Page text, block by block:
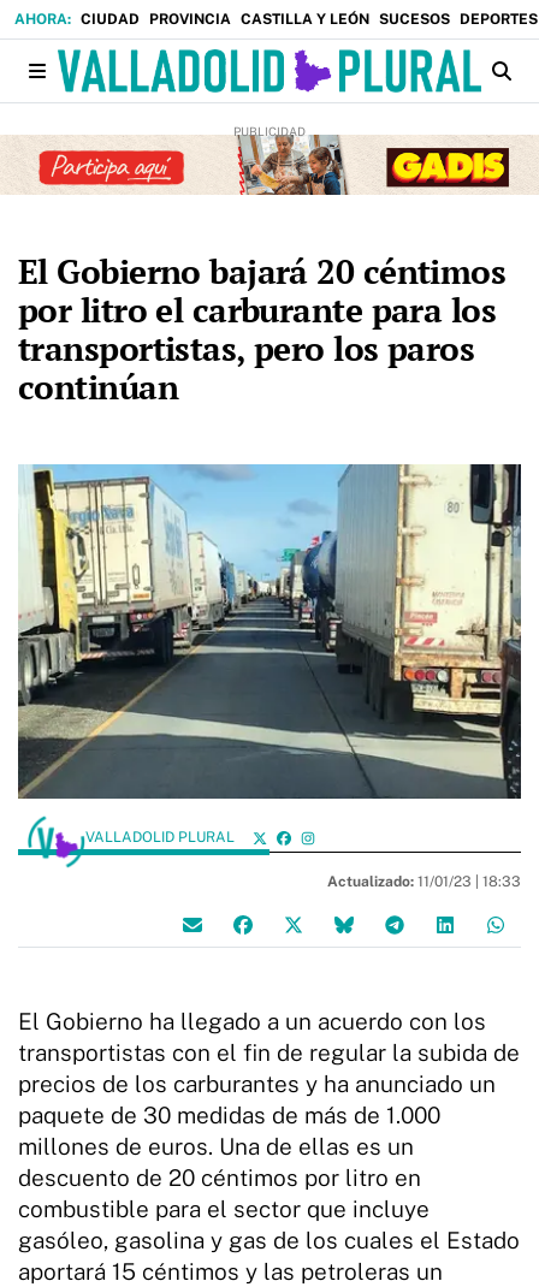
CIUDAD PROVINCIA CASTILLA Y LEÓN SUCESOS DEPORTES
El Gobierno bajará 20 céntimos
por litro el carburante para los
transportistas, pero los paros
continúan
VALLADOLID PLURAL
Actualizado: 11/01/23 | 18:33
El Gobierno ha llegado a un acuerdo con los
transportistas con el fin de regular la subida de
precios de los carburantes y ha anunciado un
paquete de 30 medidas de más de 1.000
millones de euros. Una de ellas es un
descuento de 20 céntimos por litro en
combustible para el sector que incluye
gasóleo, gasolina y gas de los cuales el Estado
aportará 15 céntimos y las petroleras un